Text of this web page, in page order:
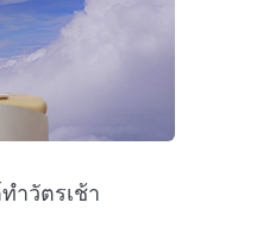
ำวัตรเช้า